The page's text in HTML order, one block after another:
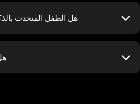
هل الطفل المتحدث